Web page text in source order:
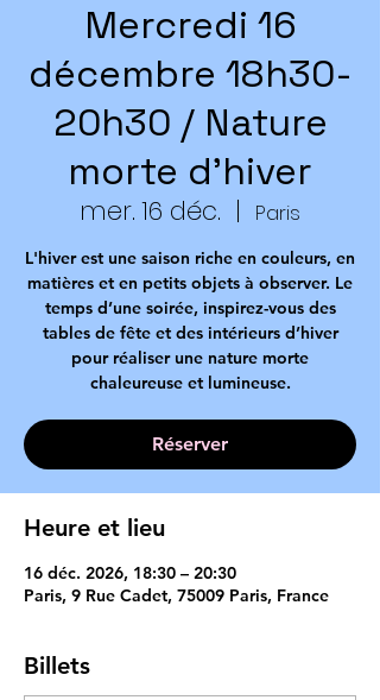
Mercredi 16
décembre 18h30-
20h30 / Nature
morte d’hiver
mer. 16 déc.
  |
Paris
L'hiver est une saison riche en couleurs, en
matières et en petits objets à observer. Le
temps d’une soirée, inspirez-vous des
tables de fête et des intérieurs d’hiver
pour réaliser une nature morte
chaleureuse et lumineuse.
Réserver
Heure et lieu
16 déc. 2026, 18:30 – 20:30
Paris, 9 Rue Cadet, 75009 Paris, France
Billets